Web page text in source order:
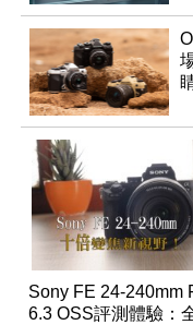
Sony FE 24-240mm
6.3 OSS評測體驗：